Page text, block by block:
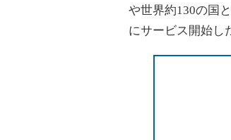
や世界約130の国
にサービス開始し